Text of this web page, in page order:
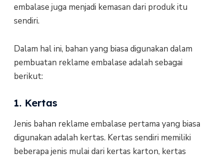
embalase juga menjadi kemasan dari produk itu
sendiri.
Dalam hal ini, bahan yang biasa digunakan dalam
pembuatan reklame embalase adalah sebagai
berikut:
1. Kertas
Jenis bahan reklame embalase pertama yang biasa
digunakan adalah kertas. Kertas sendiri memiliki
beberapa jenis mulai dari kertas karton, kertas